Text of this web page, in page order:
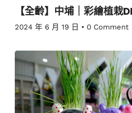
【全齡】中埔｜彩繪植栽
2024 年 6 月 19 日 • 0 Comment